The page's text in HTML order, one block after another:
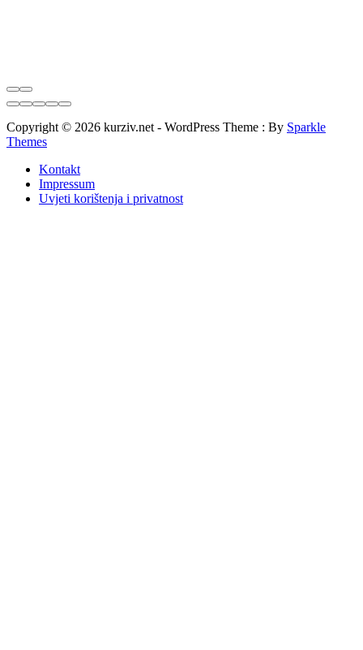
Copyright © 2026 kurziv.net - WordPress Theme : By Sparkle
Themes
Kontakt
Impressum
Uvjeti korištenja i privatnost